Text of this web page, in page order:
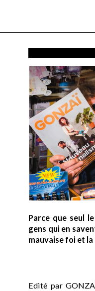
Parce que seul
gens qui en
mauvaise foi et
Edité par